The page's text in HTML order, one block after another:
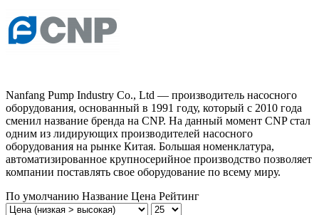
Nanfang Pump Industry Со., Ltd — производитель насосного
оборудования, основанный в 1991 году, который с 2010 года
сменил название бренда на CNP. На данный момент CNP стал
одним из лидирующих производителей насосного
оборудования на рынке Китая. Большая номенклатура,
автоматизированное крупносерийное производство позволяет
компании поставлять свое оборудование по всему миру.
По умолчанию Название Цена Рейтинг